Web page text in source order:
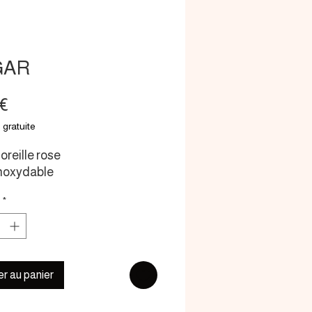
gratuite
rose
*
au panier